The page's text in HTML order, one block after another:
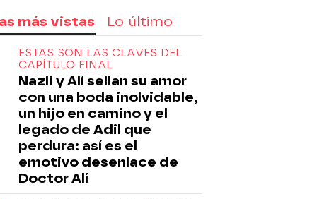
más vistas Lo último
ESTAS SON LAS CLAVES DEL
CAPÍTULO FINAL
Nazli y Alí sellan su amor
con una boda inolvidable,
un hijo en camino y el
legado de Adil que
perdura: así es el
emotivo desenlace de
Doctor Alí